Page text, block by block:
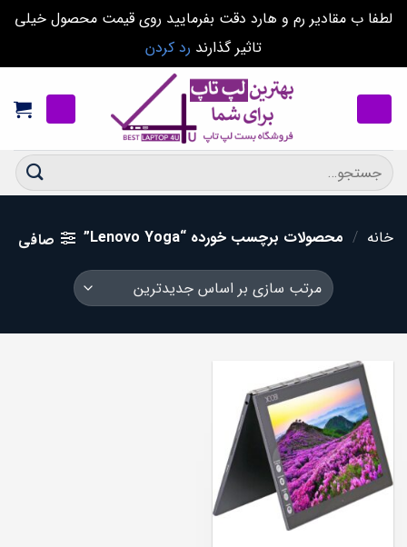
لطفا ب مقادیر رم و هارد دقت بفرمایید روی قیمت محصول خیلی
تاثیر گذارند رد کردن
content
جستجو
برای:
خانه / محصولات برچسب خورده “Lenovo Yoga” صافی